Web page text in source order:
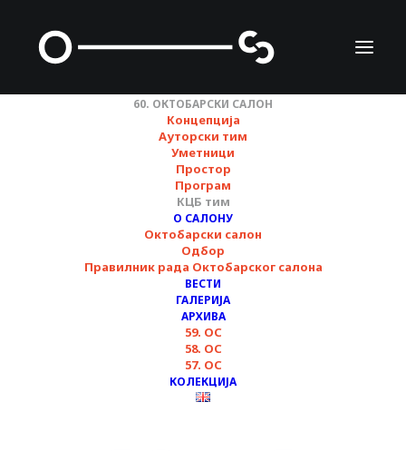
60. ОКТОБАРСКИ САЛОН
Концепција
Ауторски тим
Уметници
Простор
Програм
КЦБ тим
О САЛОНУ
Октобарски салон
Одбор
Правилник рада Октобарског салона
ВЕСТИ
ГАЛЕРИЈА
АРХИВА
59. ОС
58. ОС
57. ОС
КОЛЕКЦИЈА
КЦБ тим
Нинела Гојковић
в.д. директора Културног центра Београда
Зорана Ђаковић Миннити
главна уредница програма и чланица Одбора